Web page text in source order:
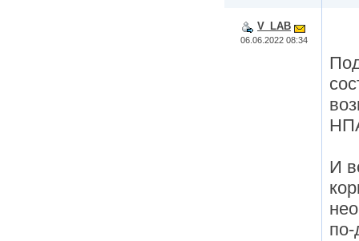
V_LAB
06.06.2022 08:34
И
по-